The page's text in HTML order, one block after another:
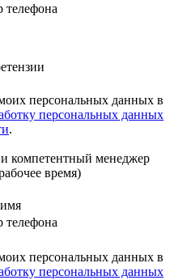
телефона
персональных данных в
персональных данных
.
компетентный менеджер
время)
телефона
персональных данных в
персональных данных